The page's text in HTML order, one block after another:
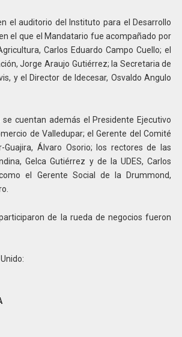
el auditorio del Instituto para el Desarrollo
el que el Mandatario fue acompañado por
Carlos Eduardo Campo Cuello; el
Jorge Araujo Gutiérrez; la Secretaria de
y el Director de Idecesar, Osvaldo Angulo
se cuentan además el Presidente Ejecutivo
de Valledupar; el Gerente del Comité
Guajira, Álvaro Osorio; los rectores de las
Gelca Gutiérrez y de la UDES, Carlos
el Gerente Social de la Drummond,
de la rueda de negocios fueron